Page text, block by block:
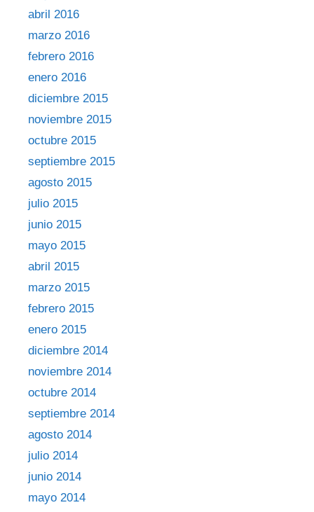
abril 2016
marzo 2016
febrero 2016
enero 2016
diciembre 2015
noviembre 2015
octubre 2015
septiembre 2015
agosto 2015
julio 2015
junio 2015
mayo 2015
abril 2015
marzo 2015
febrero 2015
enero 2015
diciembre 2014
noviembre 2014
octubre 2014
septiembre 2014
agosto 2014
julio 2014
junio 2014
mayo 2014